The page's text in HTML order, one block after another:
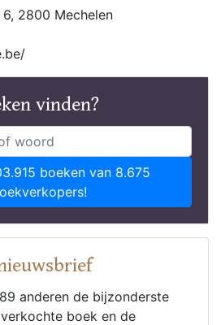
2800 Mechelen
vinden?
boeken van 8.675
anderen de bijzonderste
boek en de